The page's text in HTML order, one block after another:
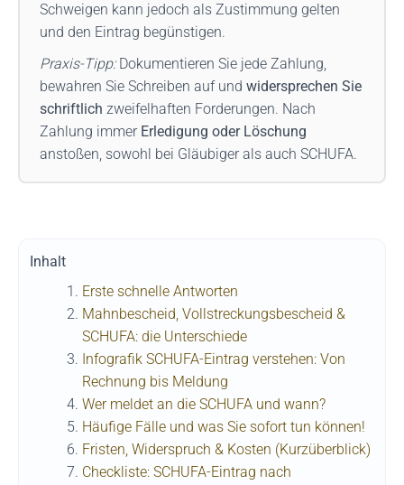
Schweigen kann jedoch als Zustimmung gelten
und den Eintrag begünstigen.
Praxis-Tipp:Dokumentieren Sie jede Zahlung,
bewahren Sie Schreiben auf und widersprechen Sie
schriftlich zweifelhaften Forderungen. Nach
Zahlung immer Erledigung oder Löschung
anstoßen, sowohl bei Gläubiger als auch SCHUFA.
Inhalt
Erste schnelle Antworten
Mahnbescheid, Vollstreckungsbescheid &
SCHUFA: die Unterschiede
Infografik SCHUFA-Eintrag verstehen: Von
Rechnung bis Meldung
Wer meldet an die SCHUFA und wann?
Häufige Fälle und was Sie sofort tun können!
Fristen, Widerspruch & Kosten (Kurzüberblick)
Checkliste: SCHUFA-Eintrag nach